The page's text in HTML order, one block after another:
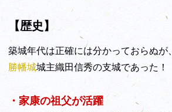
【歴史】
築城年代は正確には分かっておらぬが、
勝幡城城主織田信秀の支城であった！
・家康の祖父が活躍